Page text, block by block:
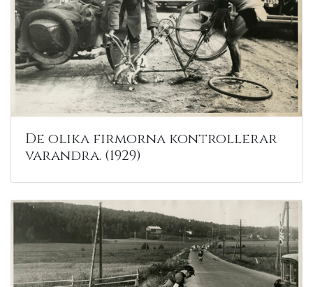
De olika firmorna kontrollerar
varandra. (1929)